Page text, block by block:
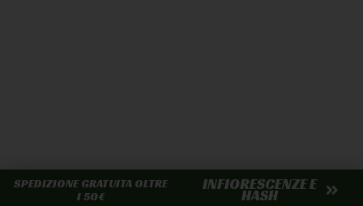
SPEDIZIONE GRATUITA OLTRE
I 50€
INFIORESCENZE E
HASH